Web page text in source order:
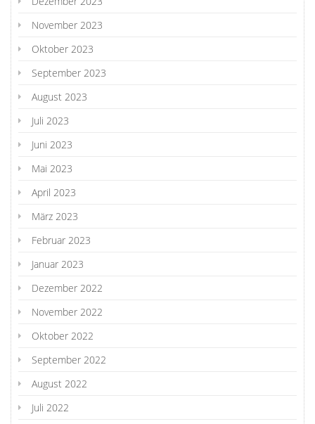
November 2023
Oktober 2023
September 2023
August 2023
Juli 2023
Juni 2023
Mai 2023
April 2023
März 2023
Februar 2023
Januar 2023
Dezember 2022
November 2022
Oktober 2022
September 2022
August 2022
Juli 2022